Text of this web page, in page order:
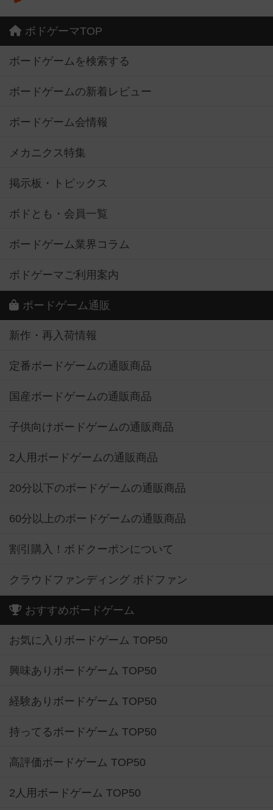
ボドゲーマTOP
ボードゲームを検索する
ボードゲームの新着レビュー
ボードゲーム会情報
メカニクス特集
掲示板・トピックス
ボドとも・会員一覧
ボードゲーム業界コラム
ボドゲーマご利用案内
ボードゲーム通販
新作・再入荷情報
定番ボードゲームの通販商品
国産ボードゲームの通販商品
子供向けボードゲームの通販商品
2人用ボードゲームの通販商品
20分以下のボードゲームの通販商品
60分以上のボードゲームの通販商品
割引購入！ボドクーポンについて
クラウドファンディング ボドファン
おすすめボードゲーム
お気に入りボードゲーム TOP50
興味ありボードゲーム TOP50
経験ありボードゲーム TOP50
持ってるボードゲーム TOP50
高評価ボードゲーム TOP50
2人用ボードゲーム TOP50